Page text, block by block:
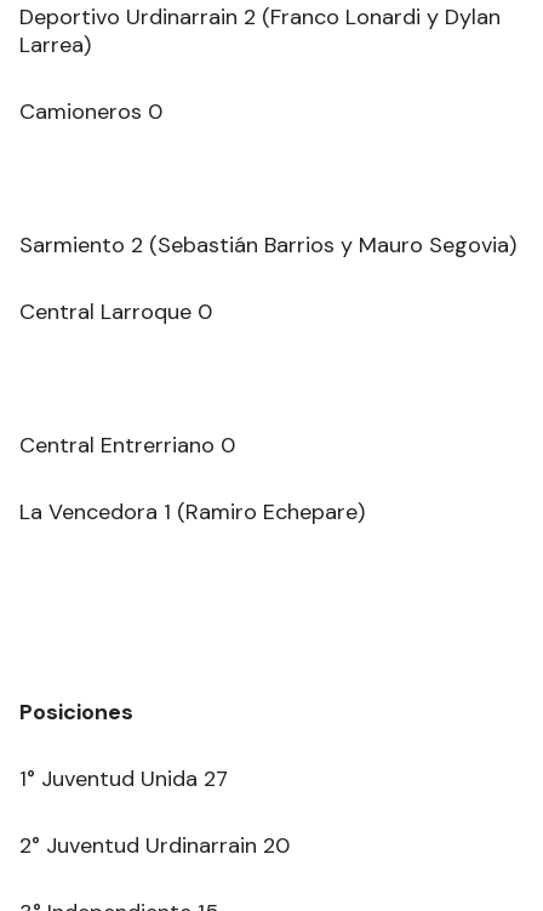
Deportivo Urdinarrain 2 (Franco Lonardi y Dylan
Larrea)
Camioneros 0
Sarmiento 2 (Sebastián Barrios y Mauro Segovia)
Central Larroque 0
Central Entrerriano 0
La Vencedora 1 (Ramiro Echepare)
Posiciones
1° Juventud Unida 27
2° Juventud Urdinarrain 20